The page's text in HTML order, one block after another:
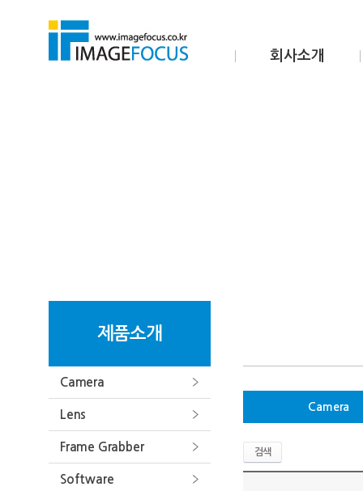
회사소개
제품소개
Camera
Lens
Frame Grabber
Software
Camera
검색